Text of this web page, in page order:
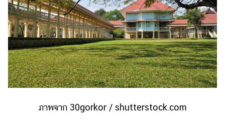
ภาพจาก 30gorkor / shutterstock.com